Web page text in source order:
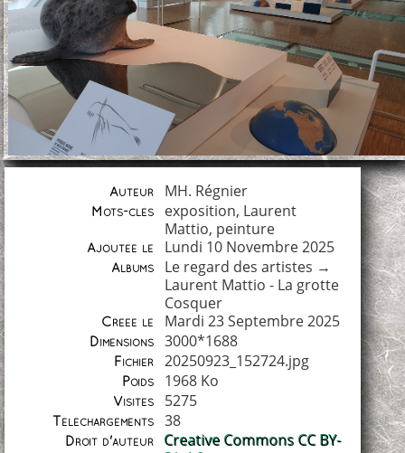
Auteur MH. Régnier
Mots-clés exposition, Laurent
Mattio, peinture
Ajoutée le Lundi 10 Novembre 2025
Albums Le regard des artistes →
Laurent Mattio - La grotte
Cosquer
Créée le Mardi 23 Septembre 2025
Dimensions 3000*1688
Fichier 20250923_152724.jpg
Poids 1968 Ko
Visites 5275
Téléchargements 38
Droit d'auteur
Creative Commons CC BY-